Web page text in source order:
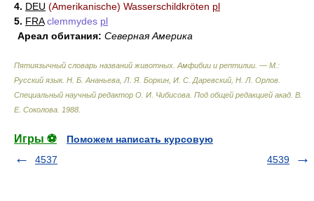
4. DEU (Amerikanische) Wasserschildkröten pl
5. FRA clemmydes pl
Ареал обитания: Северная Америка
Пятиязычный словарь названий животных. Амфибии и рептилии. — М.:
Русский язык. Н. Б. Ананьева, Л. Я. Боркин, И. С. Даревский, Н. Л. Орлов.
Специальный научный редактор О. И. Чибисова. Под общей редакцией акад. В.
Е. Соколова 1988
Игры ⚽
Поможем написать курсовую
4537
4539